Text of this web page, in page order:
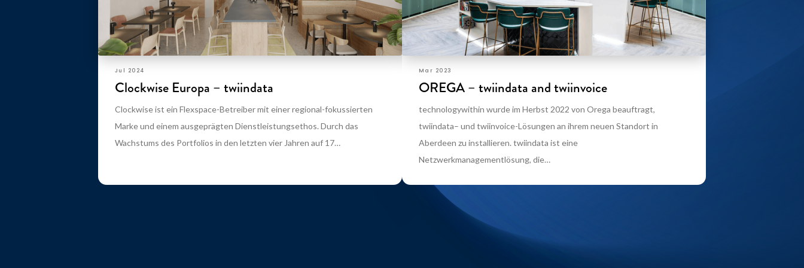
Jul 2024
Clockwise Europa – twiindata
Clockwise ist ein Flexspace-Betreiber mit einer regional-fokussierten
Marke und einem ausgeprägten Dienstleistungsethos. Durch das
Wachstums des Portfolios in den letzten vier Jahren auf 17…
Mar 2023
OREGA – twiindata and twiinvoice
technologywithin wurde im Herbst 2022 von Orega beauftragt,
twiindata– und twiinvoice-Lösungen an ihrem neuen Standort in
Aberdeen zu installieren. twiindata ist eine
Netzwerkmanagementlösung, die…